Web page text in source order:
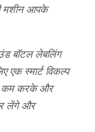
मशीन आपके
बॉटल लेबलिंग
स्मार्ट विकल्प
कम करके और
लेंगे और